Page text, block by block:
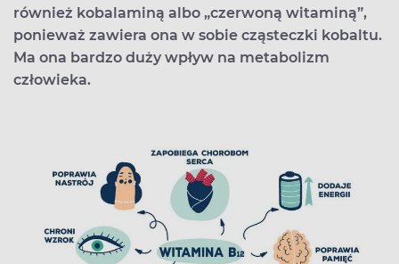
również kobalaminą albo „czerwoną witaminą”,
ponieważ zawiera ona w sobie cząsteczki kobaltu.
Ma ona bardzo duży wpływ na metabolizm
człowieka.